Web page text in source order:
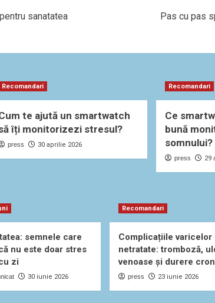
sanatatea
Pas cu pas
Recomandari
te ajută un smartwatch
îți monitorizezi stresul?
press 30 aprilie 2026
Recomandari
Ce
bună
somnului?
press 29
semnele care
nu este doar stres
zi
30 iunie 2026
Recomandari
Complicațiile varicelor
netratate: tromboză,
venoase și durere
press 23 iunie 2026